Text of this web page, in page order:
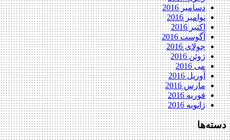
دسامبر 2016
نوامبر 2016
اکتبر 2016
آگوست 2016
جولای 2016
ژوئن 2016
می 2016
آوریل 2016
مارس 2016
فوریه 2016
ژانویه 2016
دسته‌ها